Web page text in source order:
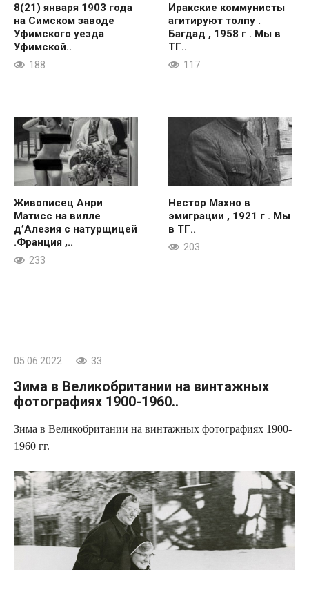
8(21) января 1903 года
на Симском заводе
Уфимского уезда
Уфимской..
188
Иракские коммунисты
агитируют толпу .
Багдад , 1958 г . Мы в
ТГ..
117
Живописец Анри
Матисс на вилле
д’Алезия с натурщицей
.Франция ,..
233
Нестор Махно в
эмиграции , 1921 г . Мы
в ТГ..
203
05.06.2022 33
Зима в Великобритании на винтажных
фотографиях 1900-1960..
Зима в Великобритании на винтажных фотографиях 1900-
1960 гг.